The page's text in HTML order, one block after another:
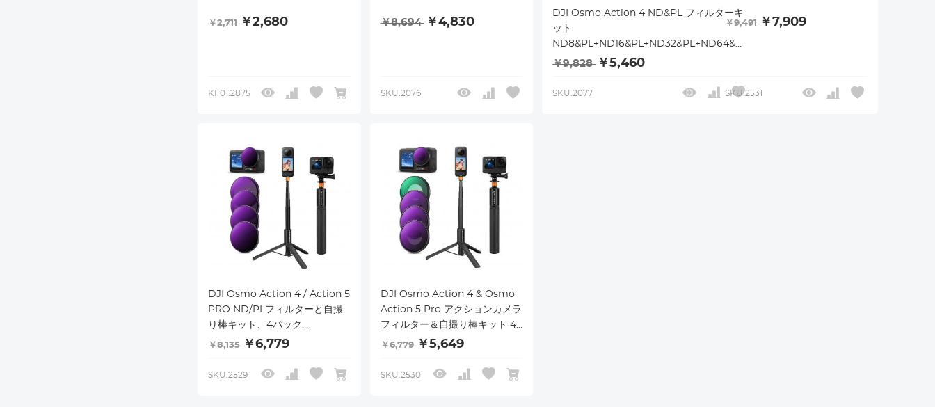
プロテクトフィルタ 28層ナノコ
￥2,711￥2,680
KF01.2875
学ガラスフィルター
￥8,694 ￥4,830
SKU.2076
DJI Osmo Action 4 ND&PL フィルターキ
ット
ND8&PL+ND16&PL+ND32&PL+ND64&PL
4 パック、多層コーティング付き光学ガラス
￥9,828 ￥5,460
SKU.2077
+ ND32&PL + ND64&PL + ミ
ニ自撮り棒デスクトップスタン
￥9,491￥7,909
SKU.2531
DJI Osmo Action 4 / Action 5
PRO ND/PLフィルターと自撮
り棒キット、4パック
（ND8&PL + ND16&PL +
コーティング付き光学ガラスフ
￥8,135￥6,779
SKU.2529
DJI Osmo Action 4 & Osmo
Action 5 Pro アクションカメラ
フィルター＆自撮り棒キット 4
個パック (CPL + ND8 + ND16
ィルター HD光学ガラス/マルチ
￥6,779￥5,649
SKU.2530